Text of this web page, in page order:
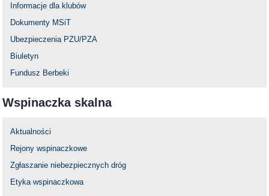
Informacje dla klubów
Dokumenty MSiT
Ubezpieczenia PZU/PZA
Biuletyn
Fundusz Berbeki
Wspinaczka skalna
Aktualności
Rejony wspinaczkowe
Zgłaszanie niebezpiecznych dróg
Etyka wspinaczkowa